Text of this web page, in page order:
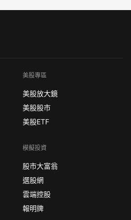
美股專區
美股放大鏡
美股股市
美股ETF
模擬投資
股市大富翁
選股網
雲端控股
報明牌